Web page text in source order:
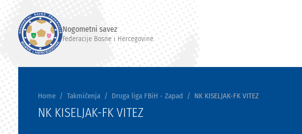
Nogometni savez
Federacije Bosne i Hercegovine
Home Takmičenja Druga liga FBiH - Zapad NK KISELJAK-FK VITEZ
NK KISELJAK-FK VITEZ